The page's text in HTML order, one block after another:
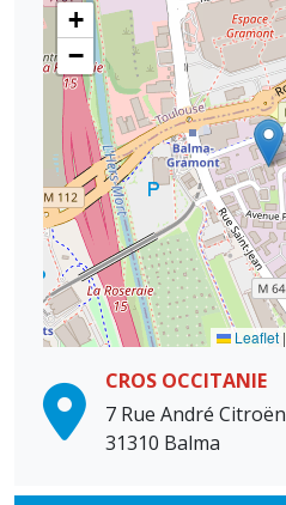
+
−
Leaflet |
CROS OCCITANIE
7 Rue André Citroën
31310 Balma